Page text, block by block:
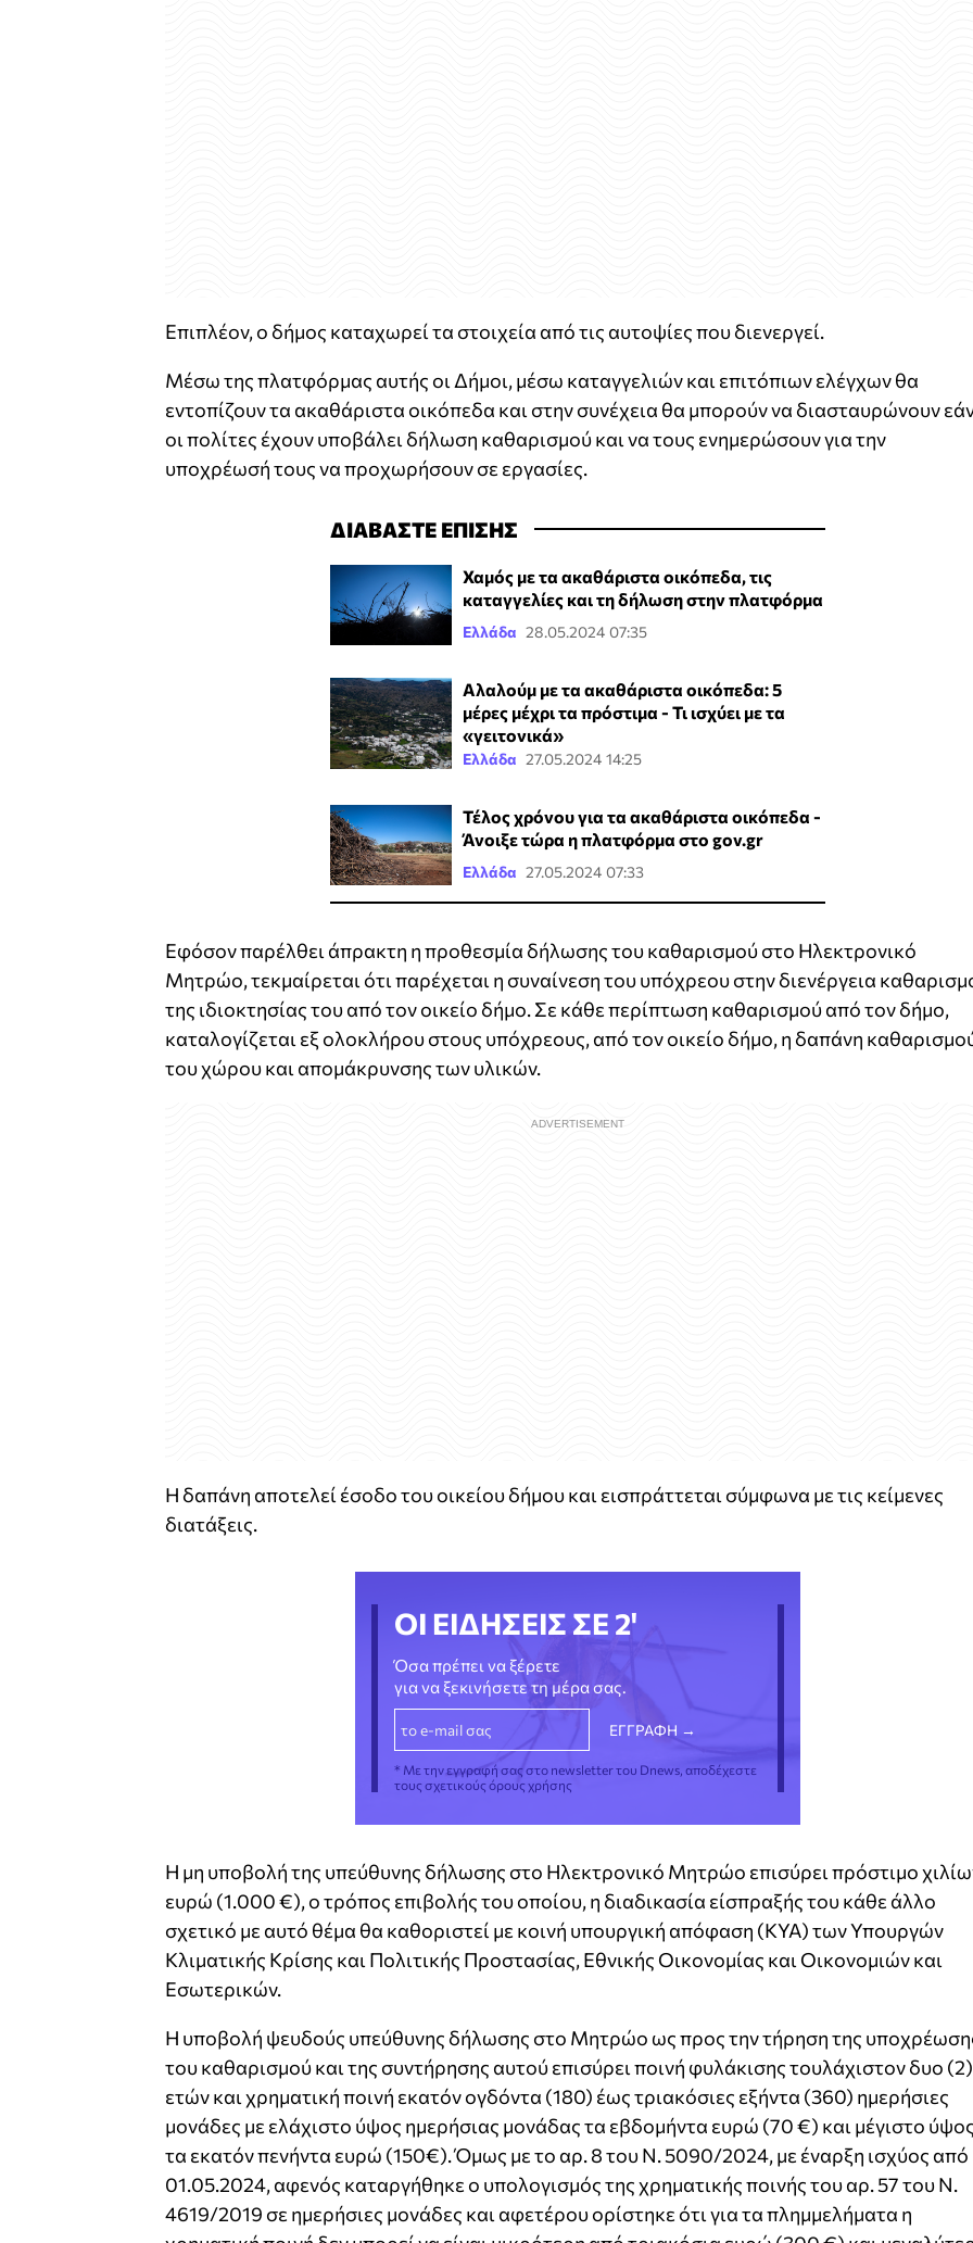
Επιπλέον, ο δήμος καταχωρεί τα στοιχεία από τις αυτοψίες που διενεργεί.
Μέσω της πλατφόρμας αυτής οι Δήμοι, μέσω καταγγελιών και επιτόπιων ελέγχων θα
εντοπίζουν τα ακαθάριστα οικόπεδα και στην συνέχεια θα μπορούν να διασταυρώνουν
οι πολίτες έχουν υποβάλει δήλωση καθαρισμού και να τους ενημερώσουν για την
υποχρέωσή τους να προχωρήσουν σε εργασίες.
ΔΙΑΒΑΣΤΕ ΕΠΙΣΗΣ
Χαμός με τα ακαθάριστα οικόπεδα, τις
καταγγελίες και τη δήλωση στην πλατφόρμα
Ελλάδα 28.05.2024 07:35
Αλαλούμ με τα ακαθάριστα οικόπεδα: 5
μέρες μέχρι τα πρόστιμα - Τι ισχύει με τα
«γειτονικά»
Ελλάδα 27.05.2024 14:25
Τέλος χρόνου για τα ακαθάριστα οικόπεδα -
Άνοιξε τώρα η πλατφόρμα στο gov.gr
Ελλάδα 27.05.2024 07:33
Εφόσον παρέλθει άπρακτη η προθεσμία δήλωσης του καθαρισμού στο Ηλεκτρονικό
Μητρώο, τεκμαίρεται ότι παρέχεται η συναίνεση του υπόχρεου στην διενέργεια
της ιδιοκτησίας του από τον οικείο δήμο. Σε κάθε περίπτωση καθαρισμού από τον δήμο,
καταλογίζεται εξ ολοκλήρου στους υπόχρεους, από τον οικείο δήμο, η δαπάνη
του χώρου και απομάκρυνσης των υλικών.
Η δαπάνη αποτελεί έσοδο του οικείου δήμου και εισπράττεται σύμφωνα με τις κείμενες
διατάξεις.
ΟΙ ΕΙΔΗΣΕΙΣ ΣΕ 2'
Όσα πρέπει να ξέρετε
για να ξεκινήσετε τη μέρα σας.
* Με την εγγραφή σας στο newsletter του Dnews, αποδέχεστε
τους σχετικούς όρους χρήσης
Η μη υποβολή της υπεύθυνης δήλωσης στο Ηλεκτρονικό Μητρώο επισύρει πρόστιμο
ευρώ (1.000 €), ο τρόπος επιβολής του οποίου, η διαδικασία είσπραξής του κάθε άλλο
σχετικό με αυτό θέμα θα καθοριστεί με κοινή υπουργική απόφαση (ΚΥΑ) των Υπουργών
Κλιματικής Κρίσης και Πολιτικής Προστασίας, Εθνικής Οικονομίας και Οικονομιών και
Εσωτερικών.
Η υποβολή ψευδούς υπεύθυνης δήλωσης στο Μητρώο ως προς την τήρηση της
του καθαρισμού και της συντήρησης αυτού επισύρει ποινή φυλάκισης τουλάχιστον δυο (2)
ετών και χρηματική ποινή εκατόν ογδόντα (180) έως τριακόσιες εξήντα (360) ημερήσιες
μονάδες με ελάχιστο ύψος ημερήσιας μονάδας τα εβδομήντα ευρώ (70 €) και μέγιστο
τα εκατόν πενήντα ευρώ (150€). Όμως με το αρ. 8 του Ν. 5090/2024, με έναρξη ισχύος από
01.05.2024, αφενός καταργήθηκε ο υπολογισμός της χρηματικής ποινής του αρ. 57 του Ν.
4619/2019 σε ημερήσιες μονάδες και αφετέρου ορίστηκε ότι για τα πλημμελήματα η